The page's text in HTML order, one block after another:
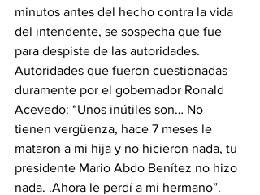
minutos antes del hecho contra la vida
del intendente, se sospecha que fue
para despiste de las autoridades.
Autoridades que fueron cuestionadas
duramente por el gobernador Ronald
Acevedo: “Unos inútiles son… No
tienen vergüenza, hace 7 meses le
mataron a mi hija y no hicieron nada, tu
presidente Mario Abdo Benítez no hizo
nada. .Ahora le perdí a mi hermano”.